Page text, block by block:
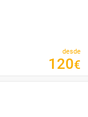
desde
120€